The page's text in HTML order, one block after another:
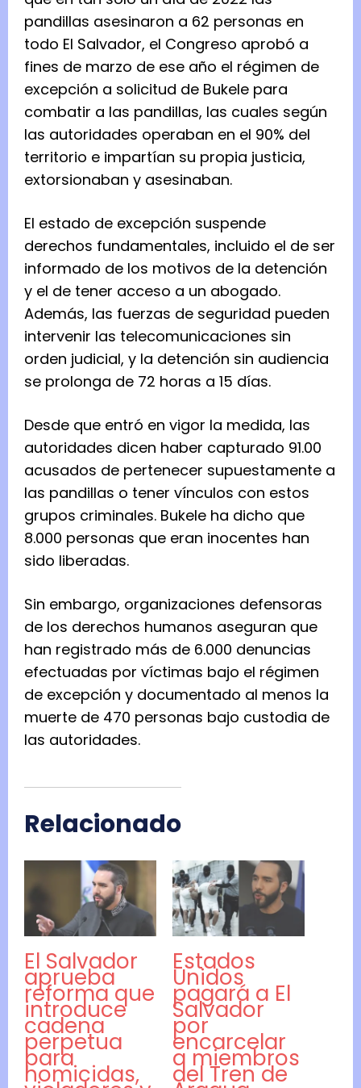
pandillas asesinaron a 62 personas en
todo El Salvador, el Congreso aprobó a
fines de marzo de ese año el régimen de
excepción a solicitud de Bukele para
combatir a las pandillas, las cuales según
las autoridades operaban en el 90% del
territorio e impartían su propia justicia,
extorsionaban y asesinaban.
El estado de excepción suspende
derechos fundamentales, incluido el de ser
informado de los motivos de la detención
y el de tener acceso a un abogado.
Además, las fuerzas de seguridad pueden
intervenir las telecomunicaciones sin
orden judicial, y la detención sin audiencia
se prolonga de 72 horas a 15 días.
Desde que entró en vigor la medida, las
autoridades dicen haber capturado 91.00
acusados de pertenecer supuestamente a
las pandillas o tener vínculos con estos
grupos criminales. Bukele ha dicho que
8.000 personas que eran inocentes han
sido liberadas.
Sin embargo, organizaciones defensoras
de los derechos humanos aseguran que
han registrado más de 6.000 denuncias
efectuadas por víctimas bajo el régimen
de excepción y documentado al menos la
muerte de 470 personas bajo custodia de
las autoridades.
Relacionado
El Salvador
aprueba
reforma que
introduce
cadena
perpetua
para
homicidas,
Estados
Unidos
pagará a El
Salvador
por
encarcelar
a miembros
del Tren de